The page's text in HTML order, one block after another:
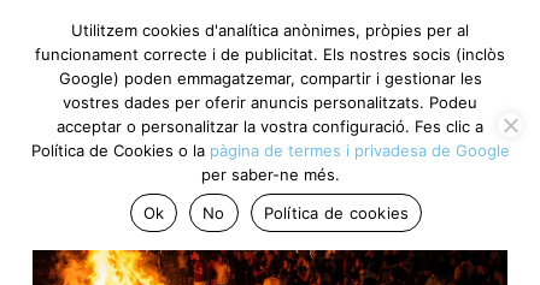
Utilitzem cookies d'analítica anònimes, pròpies per al
funcionament correcte i de publicitat. Els nostres socis (inclòs
Google) poden emmagatzemar, compartir i gestionar les
vostres dades per oferir anuncis personalitzats. Podeu
acceptar o personalitzar la vostra configuració. Fes clic a
Política de Cookies o la pàgina de termes i privadesa de Google
per saber-ne més.
Ok
No Política de cookies